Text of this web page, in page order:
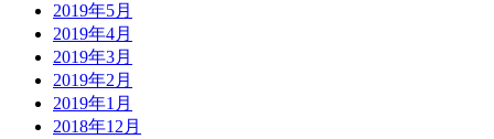
2019年5月
2019年4月
2019年3月
2019年2月
2019年1月
2018年12月